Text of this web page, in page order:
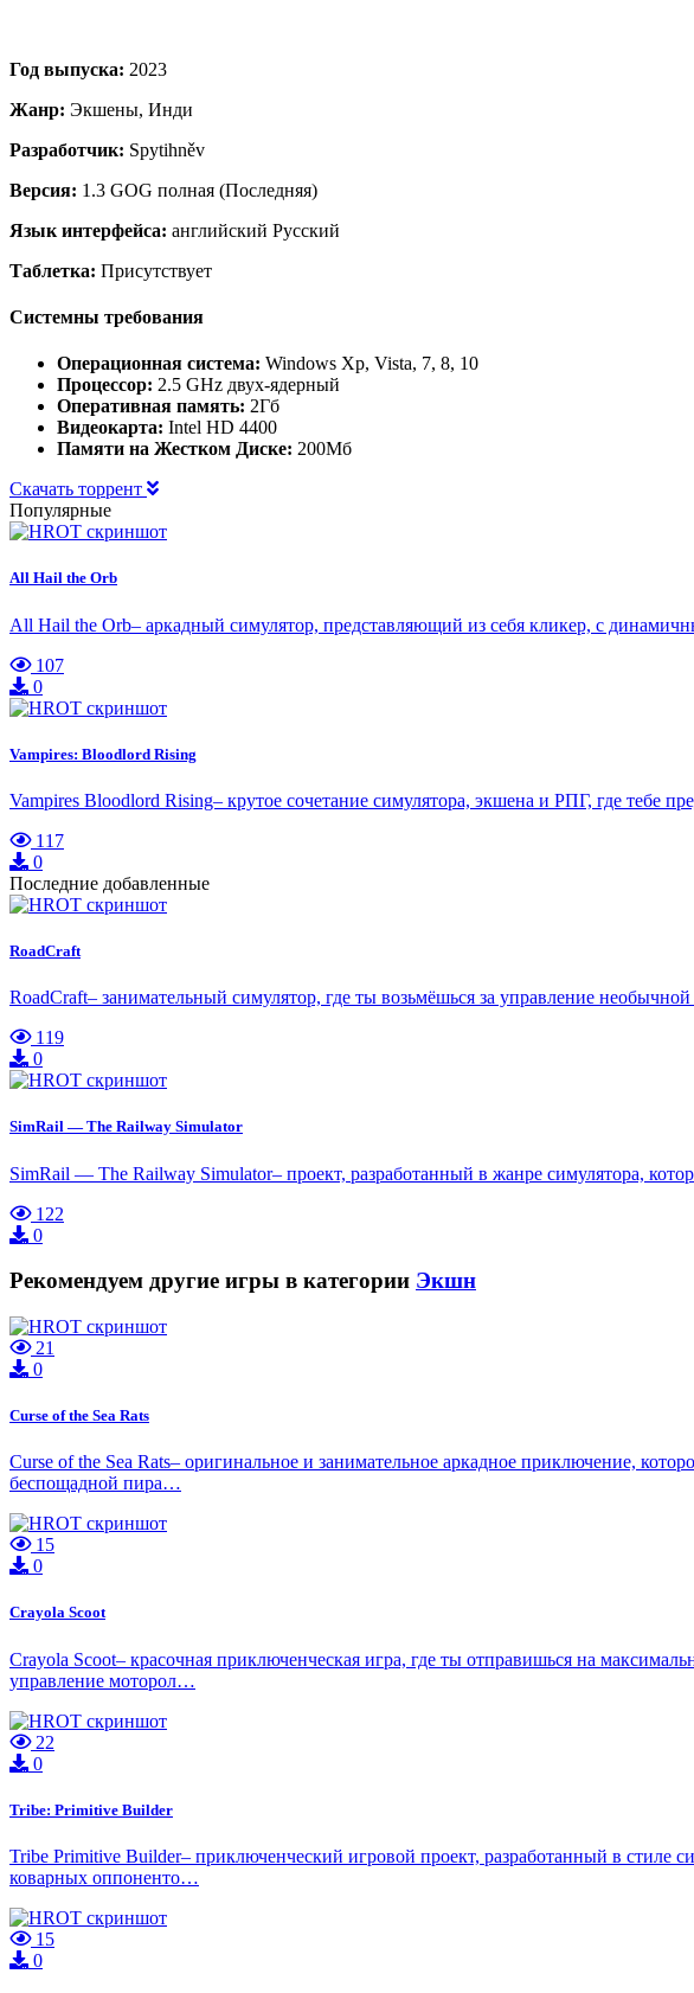
Год выпуска: 2023
Жанр: Экшены, Инди
Разработчик: Spytihněv
Версия: 1.3 GOG полная (Последняя)
Язык интерфейса: английский Русский
Таблетка: Присутствует
Системны требования
Операционная система: Windows Xp, Vista, 7, 8, 10
Процессор: 2.5 GHz двух-ядерный
Оперативная память: 2Гб
Видеокарта: Intel HD 4400
Памяти на Жестком Диске: 200Мб
Скачать торрент
Популярные
All Hail the Orb
All Hail the Orb– аркадный симулятор, представляющий из себя кликер, с
107
0
Vampires: Bloodlord Rising
Vampires Bloodlord Rising– крутое сочетание симулятора, экшена и РПГ, где тебе
117
0
Последние добавленные
RoadCraft
RoadCraft– занимательный симулятор, где ты возьмёшься за управление
119
0
SimRail — The Railway Simulator
SimRail — The Railway Simulator– проект, разработанный в жанре симулятора,
122
0
Рекомендуем другие игры в категории Экшн
21
0
Curse of the Sea Rats
Curse of the Sea Rats– оригинальное и занимательное аркадное приключение,
беспощадной пира…
15
0
Crayola Scoot
Crayola Scoot– красочная приключенческая игра, где ты отправишься на
управление моторол…
22
0
Tribe: Primitive Builder
Tribe Primitive Builder– приключенческий игровой проект, разработанный в стиле
коварных оппоненто…
15
0